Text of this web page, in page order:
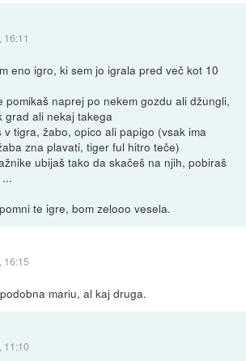
16:11
eno igro, ki sem jo igrala pred več kot 10
pomikaš naprej po nekem gozdu ali džungli,
grad ali nekaj takega
tigra, žabo, opico ali papigo (vsak ima
zna plavati, tiger ful hitro teče)
ubijaš tako da skačeš na njih, pobiraš
te igre, bom zelooo vesela.
16:15
mariu, al kaj druga.
11:10